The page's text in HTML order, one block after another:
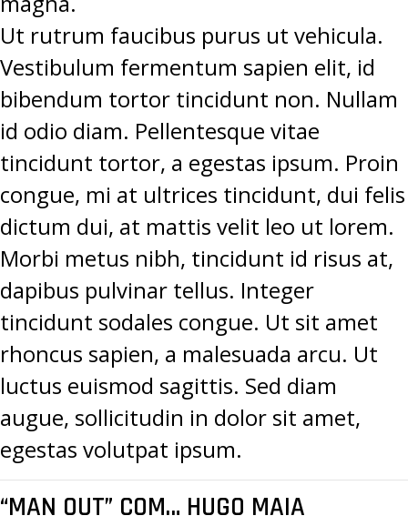
Ut rutrum faucibus purus ut vehicula.
Vestibulum fermentum sapien elit, id
bibendum tortor tincidunt non. Nullam
id odio diam. Pellentesque vitae
tincidunt tortor, a egestas ipsum. Proin
congue, mi at ultrices tincidunt, dui felis
dictum dui, at mattis velit leo ut lorem.
Morbi metus nibh, tincidunt id risus at,
dapibus pulvinar tellus. Integer
tincidunt sodales congue. Ut sit amet
rhoncus sapien, a malesuada arcu. Ut
luctus euismod sagittis. Sed diam
augue, sollicitudin in dolor sit amet,
egestas volutpat ipsum.
“MAN OUT” COM… HUGO MAIA